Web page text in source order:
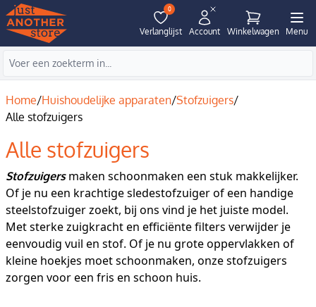
0
Verlanglijst Account Winkelwagen Menu
Home/Huishoudelijke apparaten/Stofzuigers/
Alle stofzuigers
Alle stofzuigers
Stofzuigersmaken schoonmaken een stuk makkelijker.
Of je nu een krachtige sledestofzuiger of een handige
steelstofzuiger zoekt, bij ons vind je het juiste model.
Met sterke zuigkracht en efficiënte filters verwijder je
eenvoudig vuil en stof. Of je nu grote oppervlakken of
kleine hoekjes moet schoonmaken, onze stofzuigers
zorgen voor een fris en schoon huis.